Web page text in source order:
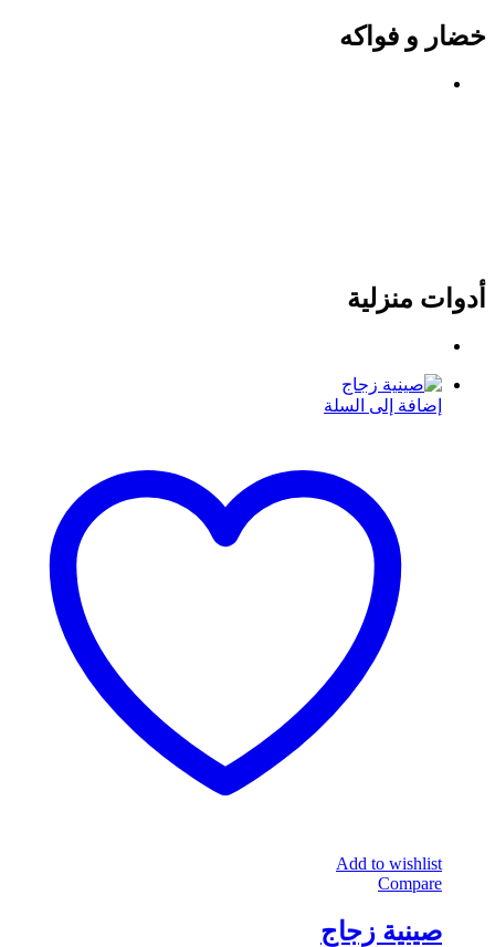
خضار و فواكه
أدوات منزلية
إضافة إلى السلة
Add to wishlist
Compare
صينية زجاج